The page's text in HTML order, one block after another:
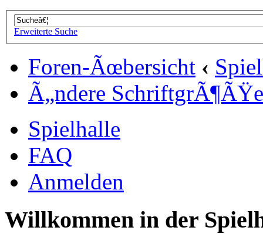
Erweiterte Suche
Foren-Ãœbersicht ‹
Ã„ndere SchriftgrÃ¶ÃŸe
Spielhalle
FAQ
Anmelden
Willkommen in der